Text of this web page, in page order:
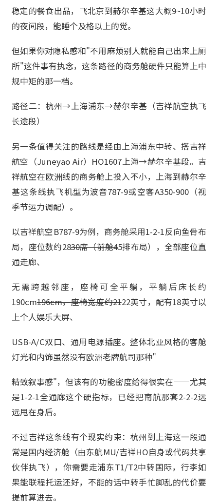
稳定的餐食出品，飞北京到赫尔辛基这大概9~10小时
的夜间段，能睡个及格以上的觉。
但如果你对隐私感和"不用麻烦别人就能自己出来上厕
所"这件事有执念，这条路径的商务舱硬件只能算上中
规中矩的那一档。
路径二：杭州→上海浦东→赫尔辛基（吉祥航空执飞
长途段）
另一条值得关注的路线是经由上海浦东中转、搭吉祥
航空（Juneyao Air）HO1607上海→赫尔辛基段。吉
祥航空在欧洲线的商务舱上投入不小，上海到赫尔辛
基这条线执飞机型为波音787-9或空客A350-900（视
季节运力调配）。
以吉祥航空B787-9为例，商务舱采用1-2-1反向鱼骨布
局，座位数约2830席（前舱45排布局），全部座位直
通走廊、
无需跨越邻座，座椅可全平躺，平躺后床长约
190cm196cm，座椅宽度约2122英寸，配有18英寸以
上个人娱乐大屏、
USB-A/C双口、通用电源插座。整体北亚风格的客舱
灯光和内饰虽然没有欧洲老牌航司那种"
精致叙事感"，但该有的功能密度给得很实在——尤其
是1-2-1全通廊这个硬指标，已经把南航那套2-2-2远
远甩在身后。
不过吉祥这条线有个现实约束：杭州到上海这一段通
常是国内经济舱（由东航MU/吉祥HO自身或代码共享
伙伴执飞），你需要走浦东T1/T2中转国际，行李如
果能联程托运还好，不能的话中转手忙脚乱的代价要
提前算进去。